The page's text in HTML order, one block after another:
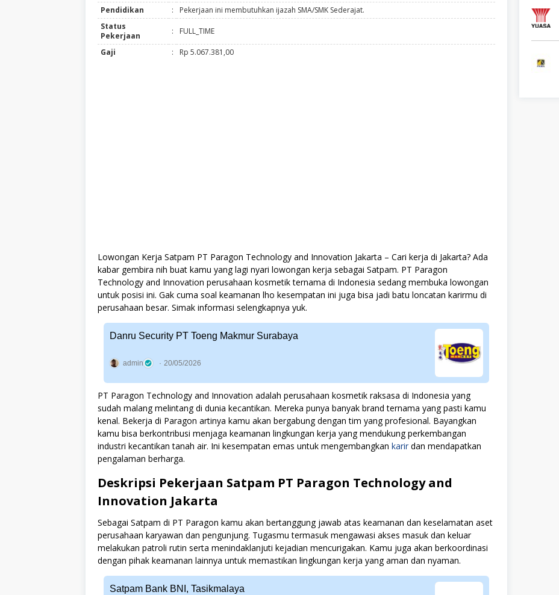
Pendidikan
:
Pekerjaan ini membutuhkan ijazah SMA/SMK Sederajat.
Status
Pekerjaan
: FULL_TIME
Gaji : Rp 5.067.381,00
Lowongan Kerja Satpam PT Paragon Technology and Innovation Jakarta – Cari kerja di Jakarta? Ada
kabar gembira nih buat kamu yang lagi nyari lowongan kerja sebagai Satpam. PT Paragon
Technology and Innovation perusahaan kosmetik ternama di Indonesia sedang membuka lowongan
untuk posisi ini. Gak cuma soal keamanan lho kesempatan ini juga bisa jadi batu loncatan karirmu di
perusahaan besar. Simak informasi selengkapnya yuk.
Danru Security PT Toeng Makmur Surabaya
admin 20/05/2026
PT Paragon Technology and Innovation adalah perusahaan kosmetik raksasa di Indonesia yang
sudah malang melintang di dunia kecantikan. Mereka punya banyak brand ternama yang pasti kamu
kenal. Bekerja di Paragon artinya kamu akan bergabung dengan tim yang profesional. Bayangkan
kamu bisa berkontribusi menjaga keamanan lingkungan kerja yang mendukung perkembangan
industri kecantikan tanah air. Ini kesempatan emas untuk mengembangkan karir dan mendapatkan
pengalaman berharga.
Deskripsi Pekerjaan Satpam PT Paragon Technology and
Innovation Jakarta
Sebagai Satpam di PT Paragon kamu akan bertanggung jawab atas keamanan dan keselamatan aset
perusahaan karyawan dan pengunjung. Tugasmu termasuk mengawasi akses masuk dan keluar
melakukan patroli rutin serta menindaklanjuti kejadian mencurigakan. Kamu juga akan berkoordinasi
dengan pihak keamanan lainnya untuk memastikan lingkungan kerja yang aman dan nyaman.
Satpam Bank BNI, Tasikmalaya